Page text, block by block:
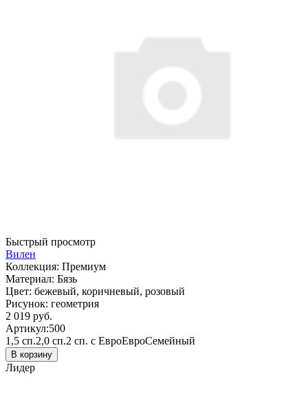
Быстрый просмотр
Вилен
Коллекция: Премиум
Материал: Бязь
Цвет: бежевый, коричневый, розовый
Рисунок: геометрия
2 019 руб.
Артикул:500
1,5 сп.2,0 сп.2 сп. с ЕвроЕвроСемейный
В корзину
Лидер